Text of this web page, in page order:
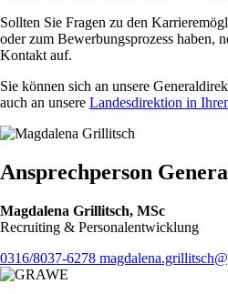
Sollten Sie Fragen zu den
oder zum Bewerbungsprozess haben,
Kontakt auf.
Sie können sich an unsere
auch an unsere Landesdirektion in
Ansprechperson
Magdalena Grillitsch, MSc
Recruiting & Personalentwicklung
0316/8037-6278